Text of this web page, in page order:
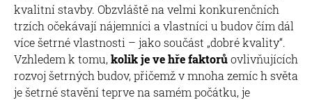
kvalitní stavby. Obzvláště na velmi konkurenčních
trzích očekávají nájemníci a vlastníci u budov čím dál
více šetrné vlastnosti – jako součást „dobré kvality“.
Vzhledem k tomu,kolik je ve hře faktorůovlivňujících
rozvoj šetrných budov, přičemž v mnoha zemíc h světa
je šetrné stavění teprve na samém počátku, je